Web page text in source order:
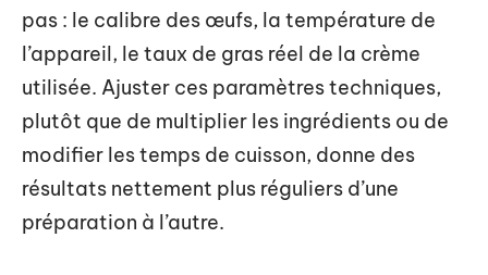
pas : le calibre des œufs, la température de
l’appareil, le taux de gras réel de la crème
utilisée. Ajuster ces paramètres techniques,
plutôt que de multiplier les ingrédients ou de
modifier les temps de cuisson, donne des
résultats nettement plus réguliers d’une
préparation à l’autre.